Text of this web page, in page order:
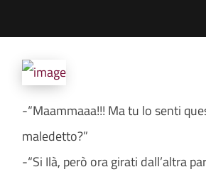
-“Maammaaa!!! Ma tu lo senti
maledetto?”
-“Si Ilà, però ora girati dall’altra